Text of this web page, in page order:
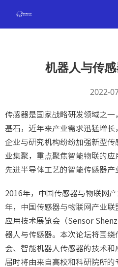
机器人与传
2022-
传感器是国家战略研发领域之
基石，近年来产业需求迅猛增长
企业与研究机构纷纷加强新型
业集聚，重点聚焦智能物联的应
先进半导体工艺的智能传感器产
2016年，中国传感器与物联网
年，中国传感器与物联网产业联
应用技术展览会（Sensor
器人与传感器。本次论坛将围
会、智能机器人传感器的技术和
届时将由来自高校和科研院所